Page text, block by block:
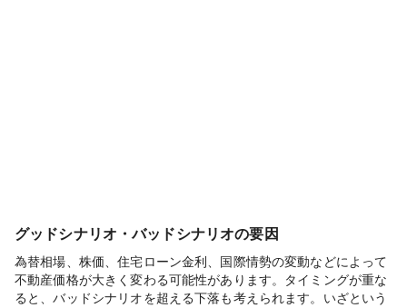
グッドシナリオ・バッドシナリオの要因
為替相場、株価、住宅ローン金利、国際情勢の変動などによって
不動産価格が大きく変わる可能性があります。タイミングが重な
ると、バッドシナリオを超える下落も考えられます。いざという